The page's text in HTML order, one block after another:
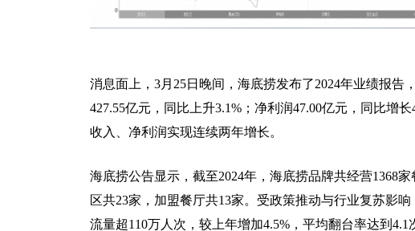
消息面上，3月25日晚间，海底捞发布了2024年业绩报告
427.55亿元，同比上升3.1%；净利润47.00亿元，同比增
收入、净利润实现连续两年增长。
海底捞公告显示，截至2024年，海底捞品牌共经营1368
区共23家，加盟餐厅共13家。受政策推动与行业复苏影
流量超110万人次，较上年增加4.5%，平均翻台率达到4.1